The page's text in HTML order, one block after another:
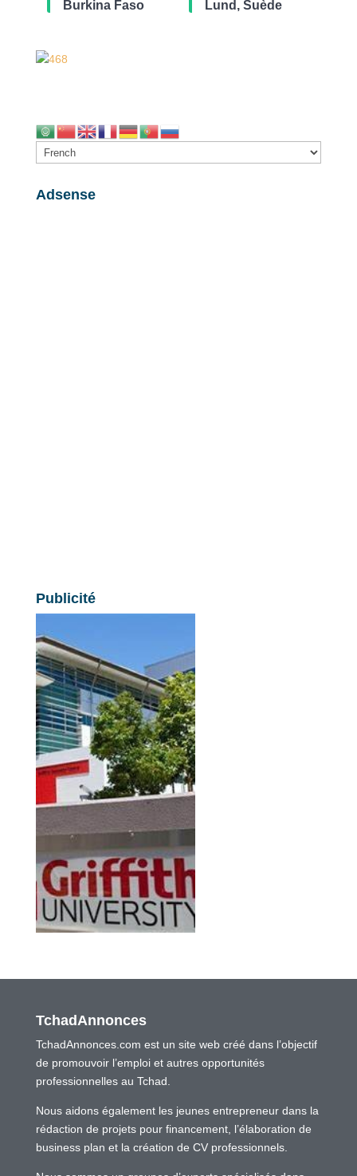
Burkina Faso Lund, Suède
Adsense
Publicité
TchadAnnonces
TchadAnnonces.com est un site web créé dans l’objectif
de promouvoir l’emploi et autres opportunités
professionnelles au Tchad.
Nous aidons également les jeunes entrepreneur dans la
rédaction de projets pour financement, l’élaboration de
business plan et la création de CV professionnels.